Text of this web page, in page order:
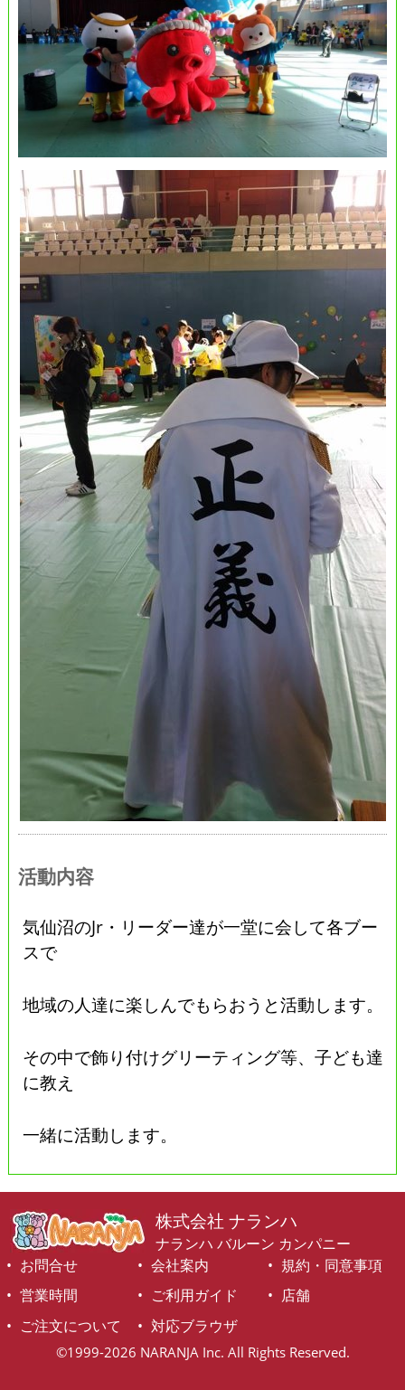
活動内容
気仙沼のJr・リーダー達が一堂に会して各ブー
スで
地域の人達に楽しんでもらおうと活動します。
その中で飾り付けグリーティング等、子ども達
に教え
一緒に活動します。
株式会社 ナランハ
ナランハ バルーン カンパニー
お問合せ
会社案内
規約・同意事項
営業時間
ご利用ガイド
店舗
ご注文について
対応ブラウザ
©1999-2026 NARANJA Inc. All Rights Reserved.